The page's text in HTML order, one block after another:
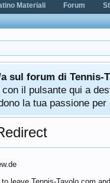
sul forum di Tennis-
il pulsante qui a
la tua passione
Materiali Forum